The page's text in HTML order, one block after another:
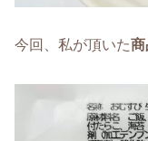
今回、私が頂いた商